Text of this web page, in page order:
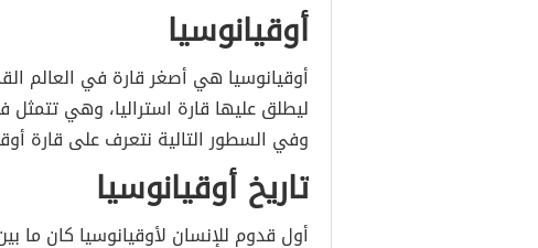
أوقيانوسيا
أوقيانوسيا هي أصغر قارة في العالم
ليطلق عليها قارة استراليا، وهي تتمثل
وفي السطور التالية نتعرف على قارة
تاريخ أوقيانوسيا